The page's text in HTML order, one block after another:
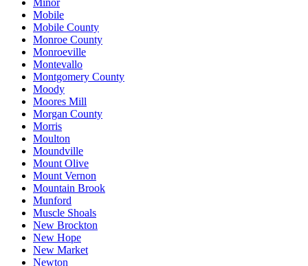
Mobile
Mobile County
Monroe County
Monroeville
Montevallo
Montgomery County
Moody
Moores Mill
Morgan County
Morris
Moulton
Moundville
Mount Olive
Mount Vernon
Mountain Brook
Munford
Muscle Shoals
New Brockton
New Hope
New Market
Newton